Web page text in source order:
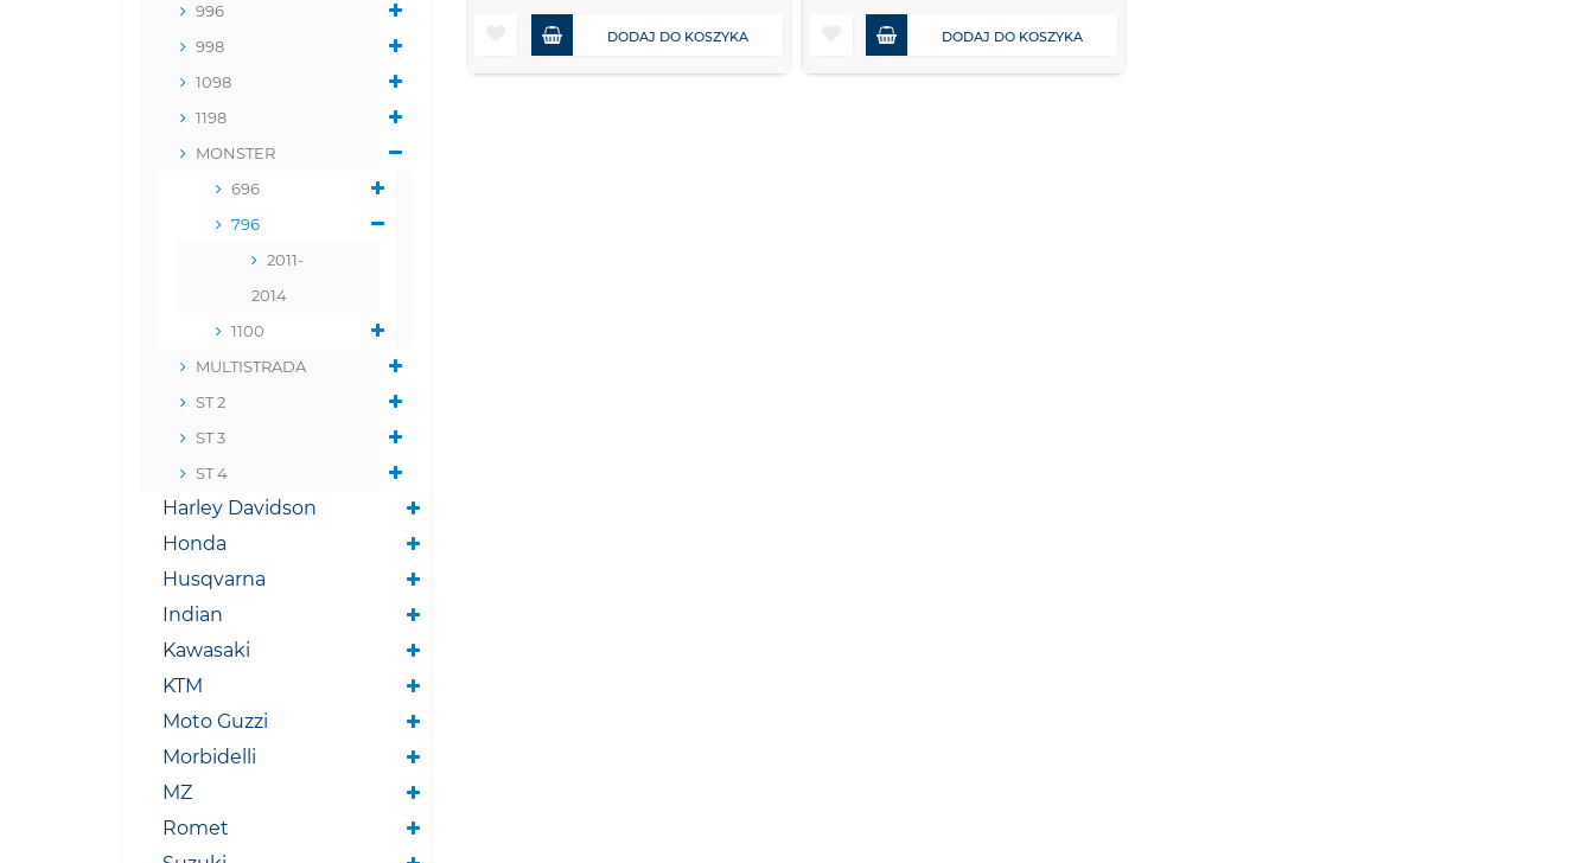
996
998
1098
1198
MONSTER
696
796
2011-
2014
1100
MULTISTRADA
ST 2
ST 3
ST 4
Harley Davidson
Honda
Husqvarna
Indian
Kawasaki
KTM
Moto Guzzi
Morbidelli
MZ
Romet
DODAJ DO KOSZYKA DODAJ DO KOSZYKA